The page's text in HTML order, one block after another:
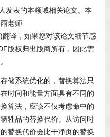
发表的本领域相关论文。本
老师
)翻译，如果您对该论文细节感
版权归出版商所有，因此需
储系统优化的，替换算法只
时间和能量方面具有不同的
算法，应该不仅考虑命中的
牲品的替换代价。从访问时
替换代价会比干净页的替换